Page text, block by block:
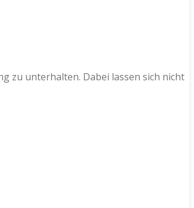
zu unterhalten. Dabei lassen sich nicht